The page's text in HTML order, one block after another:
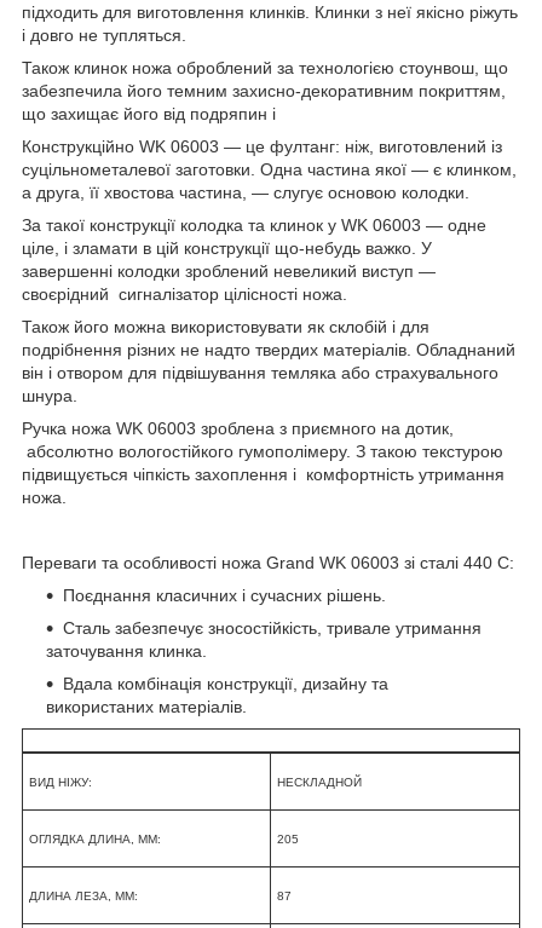
підходить для виготовлення клинків. Клинки з неї якісно ріжуть
і довго не тупляться.
Також клинок ножа оброблений за технологією стоунвош, що
забезпечила його темним захисно-декоративним покриттям,
що захищає його від подряпин і
Конструкційно WK 06003 — це фултанг: ніж, виготовлений із
суцільнометалевої заготовки. Одна частина якої — є клинком,
а друга, її хвостова частина, — слугує основою колодки.
За такої конструкції колодка та клинок у WK 06003 — одне
ціле, і зламати в цій конструкції що-небудь важко. У
завершенні колодки зроблений невеликий виступ —
своєрідний сигналізатор цілісності ножа.
Також його можна використовувати як склобій і для
подрібнення різних не надто твердих матеріалів. Обладнаний
він і отвором для підвішування темляка або страхувального
шнура.
Ручка ножа WK 06003 зроблена з приємного на дотик,
абсолютно вологостійкого гумополімеру. З такою текстурою
підвищується чіпкість захоплення і комфортність утримання
ножа.
Переваги та особливості ножа Grand WK 06003 зі сталі 440 С:
Поєднання класичних і сучасних рішень.
Сталь забезпечує зносостійкість, тривале утримання
заточування клинка.
Вдала комбінація конструкції, дизайну та
використаних матеріалів.
ВИД НІЖУ: НЕСКЛАДНОЙ
ОГЛЯДКА ДЛИНА, ММ: 205
ДЛИНА ЛЕЗА, ММ: 87